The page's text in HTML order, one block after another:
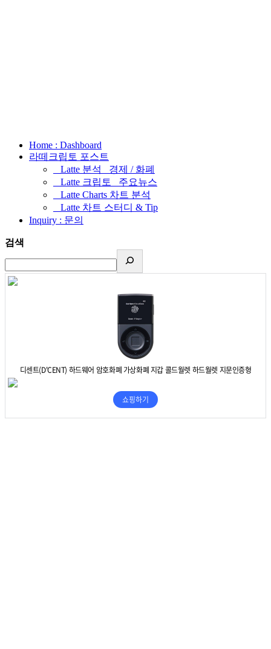
Home : Dashboard
라떼크립토 포스트
_ Latte 분석 _경제 / 화폐
_ Latte 크립토 _주요뉴스
_ Latte Charts 차트 분석
_ Latte 차트 스터디 & Tip
Inquiry : 문의
검색